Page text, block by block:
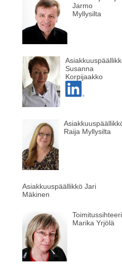
Jarmo
Myllysilta
Susanna
Korpijaakko
Raija Myllysilta
Asiakkuuspäällikkö Jari
Mäkinen
Toimitussihteeri
Marika Yrjölä